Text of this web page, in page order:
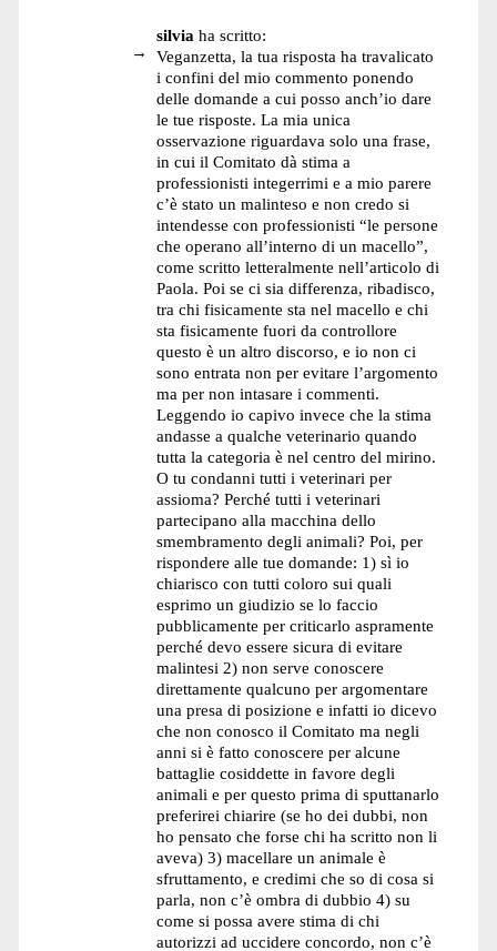
silvia ha scritto:
Veganzetta, la tua risposta ha travalicato
i confini del mio commento ponendo
delle domande a cui posso anch’io dare
le tue risposte. La mia unica
osservazione riguardava solo una frase,
in cui il Comitato dà stima a
professionisti integerrimi e a mio parere
c’è stato un malinteso e non credo si
intendesse con professionisti “le persone
che operano all’interno di un macello”,
come scritto letteralmente nell’articolo di
Paola. Poi se ci sia differenza, ribadisco,
tra chi fisicamente sta nel macello e chi
sta fisicamente fuori da controllore
questo è un altro discorso, e io non ci
sono entrata non per evitare l’argomento
ma per non intasare i commenti.
Leggendo io capivo invece che la stima
andasse a qualche veterinario quando
tutta la categoria è nel centro del mirino.
O tu condanni tutti i veterinari per
assioma? Perché tutti i veterinari
partecipano alla macchina dello
smembramento degli animali? Poi, per
rispondere alle tue domande: 1) sì io
chiarisco con tutti coloro sui quali
esprimo un giudizio se lo faccio
pubblicamente per criticarlo aspramente
perché devo essere sicura di evitare
malintesi 2) non serve conoscere
direttamente qualcuno per argomentare
una presa di posizione e infatti io dicevo
che non conosco il Comitato ma negli
anni si è fatto conoscere per alcune
battaglie cosiddette in favore degli
animali e per questo prima di sputtanarlo
preferirei chiarire (se ho dei dubbi, non
ho pensato che forse chi ha scritto non li
aveva) 3) macellare un animale è
sfruttamento, e credimi che so di cosa si
parla, non c’è ombra di dubbio 4) su
come si possa avere stima di chi
autorizzi ad uccidere concordo, non c’è